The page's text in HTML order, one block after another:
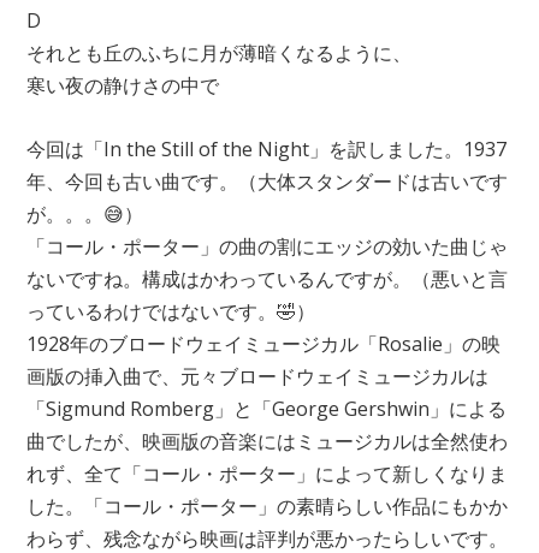
D
それとも丘のふちに月が薄暗くなるように、
寒い夜の静けさの中で
今回は「In the Still of the Night」を訳しました。1937
年、今回も古い曲です。（大体スタンダードは古いです
が。。。😅）
「コール・ポーター」の曲の割にエッジの効いた曲じゃ
ないですね。構成はかわっているんですが。（悪いと言
っているわけではないです。🤣）
1928年のブロードウェイミュージカル「Rosalie」の映
画版の挿入曲で、元々ブロードウェイミュージカルは
「Sigmund Romberg」と「George Gershwin」による
曲でしたが、映画版の音楽にはミュージカルは全然使わ
れず、全て「コール・ポーター」によって新しくなりま
した。「コール・ポーター」の素晴らしい作品にもかか
わらず、残念ながら映画は評判が悪かったらしいです。